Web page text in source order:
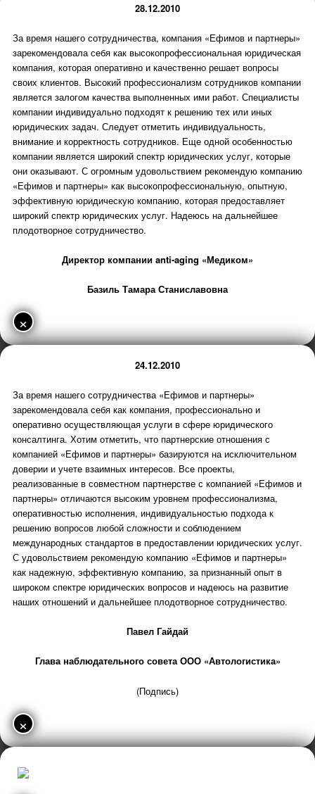
28.12.2010
За время нашего сотрудничества, компания «Ефимов и партнеры»
зарекомендовала себя как высокопрофессиональная юридическая
компания, которая оперативно и качественно решает вопросы
своих клиентов. Высокий профессионализм сотрудников компании
является залогом качества выполненных ими работ. Специалисты
компании индивидуально подходят к решению тех или иных
юридических задач. Следует отметить индивидуальность,
внимание и корректность сотрудников. Еще одной особенностью
компании является широкий спектр юридических услуг, которые
они оказывают. С огромным удовольствием рекомендую компанию
«Ефимов и партнеры» как высокопрофессиональную, опытную,
эффективную юридическую компанию, которая предоставляет
широкий спектр юридических услуг. Надеюсь на дальнейшее
плодотворное сотрудничество.
Директор компании anti-aging «Медиком»
Базиль Тамара Станиславовна
×
24.12.2010
За время нашего сотрудничества «Ефимов и партнеры»
зарекомендовала себя как компания, профессионально и
оперативно осуществляющая услуги в сфере юридического
консалтинга. Хотим отметить, что партнерские отношения с
компанией «Ефимов и партнеры» базируются на исключительном
доверии и учете взаимных интересов. Все проекты,
реализованные в совместном партнерстве с компанией «Ефимов и
партнеры» отличаются высоким уровнем профессионализма,
оперативностью исполнения, индивидуальностью подхода к
решению вопросов любой сложности и соблюдением
международных стандартов в предоставлении юридических услуг.
С удовольствием рекомендую компанию «Ефимов и партнеры»
как надежную, эффективную компанию, за признанный опыт в
широком спектре юридических вопросов и надеюсь на развитие
наших отношений и дальнейшее плодотворное сотрудничество.
Павел Гайдай
Глава наблюдательного совета ООО «Автологистика»
(Подпись)
×